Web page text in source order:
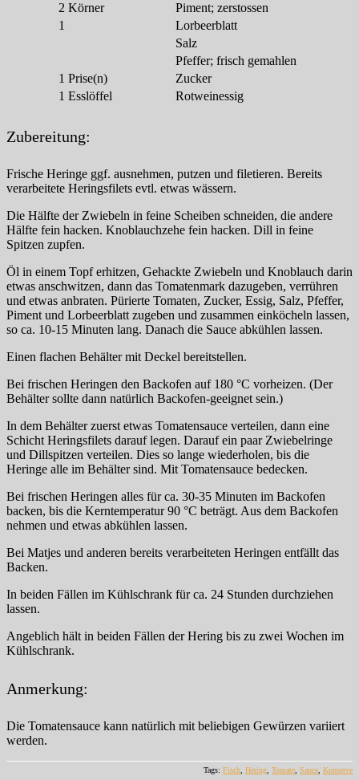
2 Körner
Piment; zerstossen
1
Lorbeerblatt
Salz
Pfeffer; frisch gemahlen
1 Prise(n)
Zucker
1 Esslöffel Rotweinessig
Zubereitung:
Frische Heringe ggf. ausnehmen, putzen und filetieren. Bereits
verarbeitete Heringsfilets evtl. etwas wässern.
Die Hälfte der Zwiebeln in feine Scheiben schneiden, die andere
Hälfte fein hacken. Knoblauchzehe fein hacken. Dill in feine
Spitzen zupfen.
Öl in einem Topf erhitzen, Gehackte Zwiebeln und Knoblauch darin
etwas anschwitzen, dann das Tomatenmark dazugeben, verrühren
und etwas anbraten. Pürierte Tomaten, Zucker, Essig, Salz, Pfeffer,
Piment und Lorbeerblatt zugeben und zusammen einköcheln lassen,
so ca. 10-15 Minuten lang. Danach die Sauce abkühlen lassen.
Einen flachen Behälter mit Deckel bereitstellen.
Bei frischen Heringen den Backofen auf 180 °C vorheizen. (Der
Behälter sollte dann natürlich Backofen-geeignet sein.)
In dem Behälter zuerst etwas Tomatensauce verteilen, dann eine
Schicht Heringsfilets darauf legen. Darauf ein paar Zwiebelringe
und Dillspitzen verteilen. Dies so lange wiederholen, bis die
Heringe alle im Behälter sind. Mit Tomatensauce bedecken.
Bei frischen Heringen alles für ca. 30-35 Minuten im Backofen
backen, bis die Kerntemperatur 90 °C beträgt. Aus dem Backofen
nehmen und etwas abkühlen lassen.
Bei Matjes und anderen bereits verarbeiteten Heringen entfällt das
Backen.
In beiden Fällen im Kühlschrank für ca. 24 Stunden durchziehen
lassen.
Angeblich hält in beiden Fällen der Hering bis zu zwei Wochen im
Kühlschrank.
Anmerkung:
Die Tomatensauce kann natürlich mit beliebigen Gewürzen variiert
werden.
Tags: Fisch, Hering, Tomate, Sauce, Konserve